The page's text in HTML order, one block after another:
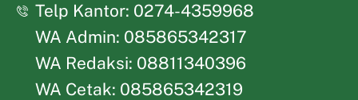
Telp Kantor: 0274-4359968
WA Admin: 085865342317
WA Redaksi: 08811340396
WA Cetak: 085865342319